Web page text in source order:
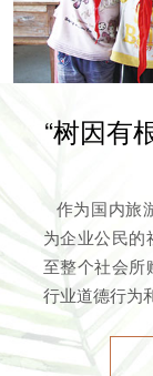
“树因有
作为国内旅
为企业公民的
至整个社会所
行业道德行为